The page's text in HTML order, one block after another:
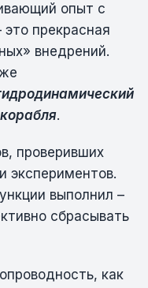
опыт с
прекрасная
внедрений.
.
проверивших
экспериментов.
выполнил –
сбрасывать
как